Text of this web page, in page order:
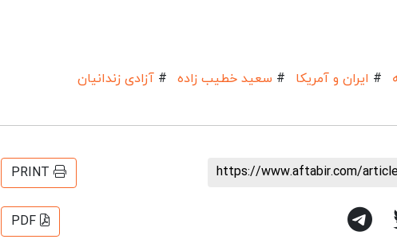
# ایران و آمریکا # سعید خطیب زاده # آزادی زندانیان
https://www.aftabir.com/
PRINT
PDF